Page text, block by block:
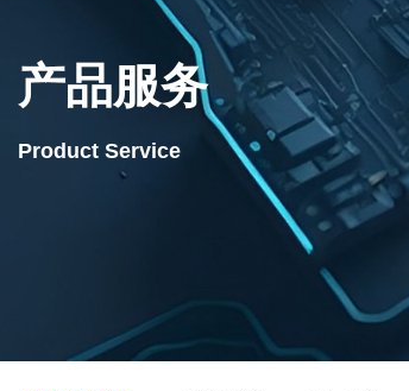
产品服务
Product Service